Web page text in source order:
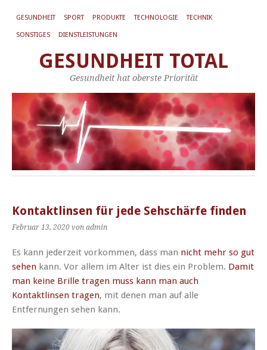
GESUNDHEIT SPORT PRODUKTE TECHNOLOGIE TECHNIK
SONSTIGES DIENSTLEISTUNGEN
GESUNDHEIT TOTAL
Gesundheit hat oberste Priorität
Kontaktlinsen für jede Sehschärfe finden
Februar 13, 2020 von admin
Es kann jederzeit vorkommen, dass man nicht mehr so gut
sehen kann. Vor allem im Alter ist dies ein Problem. Damit
man keine Brille tragen muss kann man auch
Kontaktlinsen tragen, mit denen man auf alle
Entfernungen sehen kann.